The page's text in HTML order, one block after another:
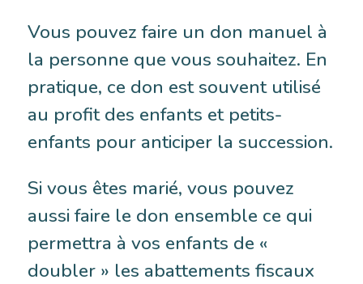
Vous pouvez faire un don manuel à
la personne que vous souhaitez. En
pratique, ce don est souvent utilisé
au profit des enfants et petits-
enfants pour anticiper la succession.
Si vous êtes marié, vous pouvez
aussi faire le don ensemble ce qui
permettra à vos enfants de «
doubler » les abattements fiscaux